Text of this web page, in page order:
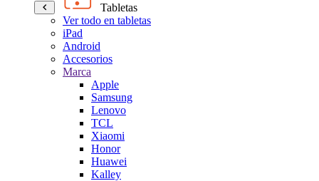
Tabletas
Ver todo en tabletas
iPad
Android
Accesorios
Marca
Apple
Samsung
Lenovo
TCL
Xiaomi
Honor
Huawei
Kalley